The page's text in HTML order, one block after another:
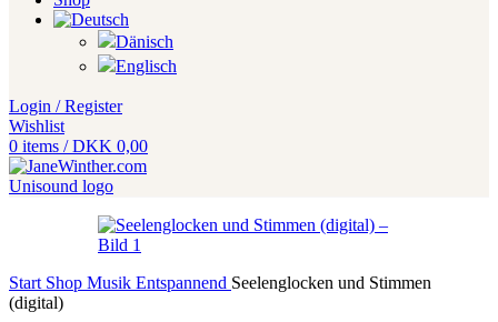
Login / Register
Wishlist
0 items / DKK 0,00
Start Shop Musik Entspannend Seelenglocken und Stimmen
(digital)